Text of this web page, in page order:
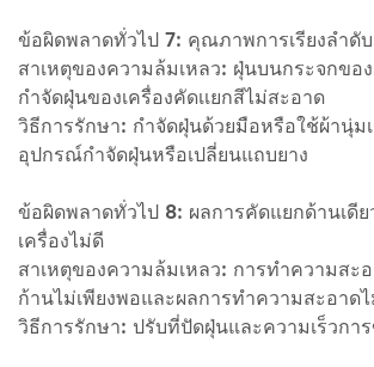
ข้อผิดพลาดทั่วไป 7: คุณภาพการเรียงลำดับ
สาเหตุของความล้มเหลว: ฝุ่นบนกระจกขอ
กำจัดฝุ่นของเครื่องคัดเเยกสีไม่สะอาด
วิธีการรักษา: กำจัดฝุ่นด้วยมือหรือใช้ผ้านุ่ม
อุปกรณ์กำจัดฝุ่นหรือเปลี่ยนแถบยาง
ข้อผิดพลาดทั่วไป 8: ผลการคัดแยกด้านเดีย
เครื่องไม่ดี
สาเหตุของความล้มเหลว: การทำความสะ
ก้านไม่เพียงพอและผลการทำความสะอาด
วิธีการรักษา: ปรับที่ปัดฝุ่นและความเร็วกา